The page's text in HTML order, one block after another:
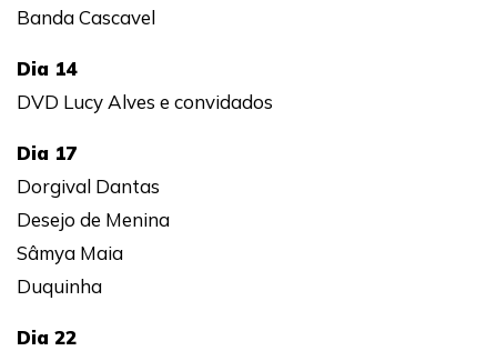
Banda Cascavel
Dia 14
DVD Lucy Alves e convidados
Dia 17
Dorgival Dantas
Desejo de Menina
Sâmya Maia
Duquinha
Dia 22